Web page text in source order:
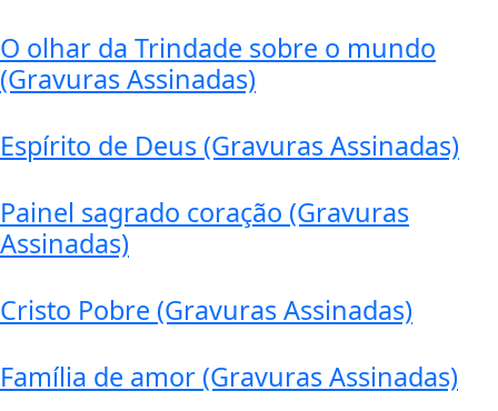
O olhar da Trindade sobre o mundo
(Gravuras Assinadas)
Espírito de Deus (Gravuras Assinadas)
Painel sagrado coração (Gravuras
Assinadas)
Cristo Pobre (Gravuras Assinadas)
Família de amor (Gravuras Assinadas)